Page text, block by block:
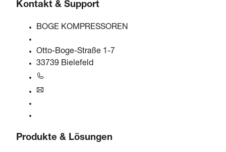
Kontakt & Support
BOGE KOMPRESSOREN
Otto-Boge-Straße 1-7
33739 Bielefeld
Produkte & Lösungen